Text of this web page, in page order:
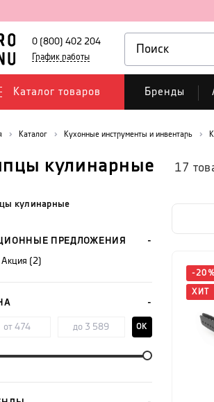
0 (800) 402 204
График работы
Каталог товаров Бренды
Каталог Кухонные инструменты и инвентарь
кулинарные 17
кулинарные
ПРЕДЛОЖЕНИЯ
акция (2)
OK
-20
ХИТ